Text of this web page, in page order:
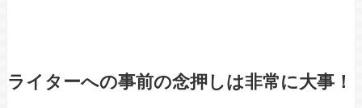
ライターへの事前の念押しは非常に大事！